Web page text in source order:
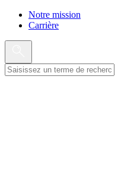
Notre mission
Carrière